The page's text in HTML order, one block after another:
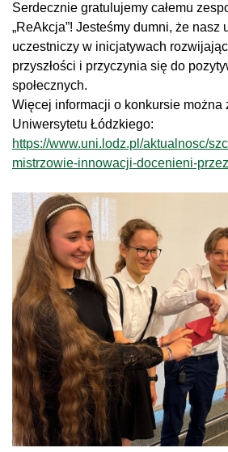
Serdecznie gratulujemy całemu
„ReAkcja”! Jesteśmy dumni, że nasz
uczestniczy w inicjatywach
przyszłości i przyczynia się do
społecznych.
Więcej informacji o konkursie można
Uniwersytetu Łódzkiego:
https://www.uni.lodz.pl/aktualnosc/
mistrzowie-innowacji-docenieni-